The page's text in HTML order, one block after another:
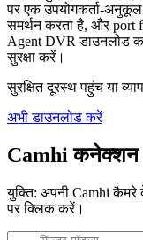
पर एक उपयोगकर्ता-
समर्थन करता है, और port
Agent DVR डाउनलोड
सुरक्षा करें।
सुरक्षित दूरस्थ पहुंच या
अभी डाउनलोड करें
Camhi कनेक्शन
युक्ति: अपनी Camhi
पर क्लिक करें।